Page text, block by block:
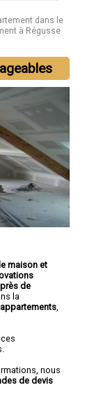
dans le
à Régusse
maison et
de
la
appartements
nous
de devis